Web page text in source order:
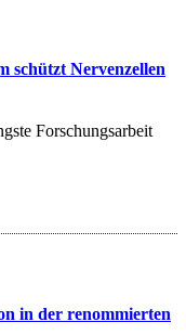
schützt Nervenzellen
Forschungsarbeit
in der renommierten